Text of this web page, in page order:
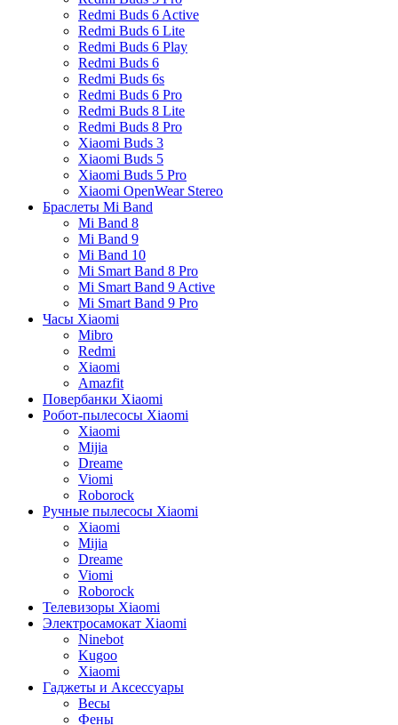
Redmi Buds 6 Active
Redmi Buds 6 Lite
Redmi Buds 6 Play
Redmi Buds 6
Redmi Buds 6s
Redmi Buds 6 Pro
Redmi Buds 8 Lite
Redmi Buds 8 Pro
Xiaomi Buds 3
Xiaomi Buds 5
Xiaomi Buds 5 Pro
Xiaomi OpenWear Stereo
Браслеты Mi Band
Mi Band 8
Mi Band 9
Mi Band 10
Mi Smart Band 8 Pro
Mi Smart Band 9 Active
Mi Smart Band 9 Pro
Часы Xiaomi
Mibro
Redmi
Xiaomi
Amazfit
Повербанки Xiaomi
Робот-пылесосы Xiaomi
Xiaomi
Mijia
Dreame
Viomi
Roborock
Ручные пылесосы Xiaomi
Xiaomi
Mijia
Dreame
Viomi
Roborock
Телевизоры Xiaomi
Электросамокат Xiaomi
Ninebot
Kugoo
Xiaomi
Гаджеты и Аксессуары
Весы
Фены